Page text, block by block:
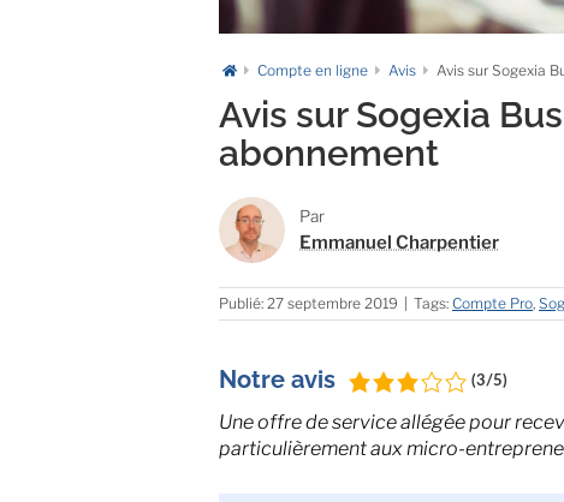
Compte en ligne Avis Avis sur Sogexia
Avis sur Sogexia
abonnement
Par
Emmanuel Charpentier
Publié: 27 septembre 2019 Tags: Compte Pro,
Notre avis (3/5)
Une offre de service allégée pour
particulièrement aux micro-